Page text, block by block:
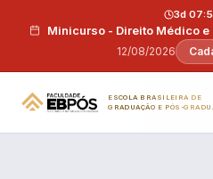
Minicurso - Direito Médico e
12/08/2026
3d
ESCOLA BRASILEIRA DE
GRADUAÇÃO E PÓS-